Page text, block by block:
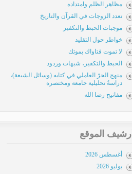
مظاهر الظلم وامتداده
تعدد الزوجات في القرآن والتاريخ
موجبات الحبط والتكفير
خواطر حول التقليد
لا تموت فتاواك بموتك
الحبط والتكفير، شبهات وردود
منهج الحرّ العاملي في كتابه (وسائل الشيعة)،
دراسةٌ تحليلية جامعة ومختصرة
مفاتيح رضا الله
أرشيف الموقع
أغسطس 2026
يوليو 2026